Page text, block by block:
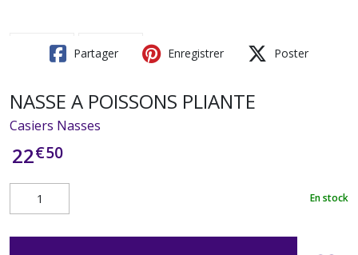
Partager Enregistrer Poster
NASSE A POISSONS PLIANTE
Casiers Nasses
22€50
En stock